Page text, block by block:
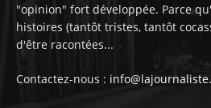
"opinion" fort développée. Parce
histoires (tantôt tristes, tantôt
d'être racontées...
Contactez-nous :